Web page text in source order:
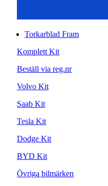
Torkarblad Fram
Komplett Kit
Beställ via reg.nr
Volvo Kit
Saab Kit
Tesla Kit
Dodge Kit
BYD Kit
Övriga bilmärken